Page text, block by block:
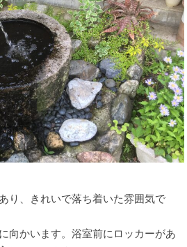
り、きれいで落ち着いた雰囲気で
向かいます。浴室前にロッカーがあ